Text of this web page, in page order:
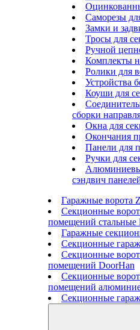
Саморезы
Замки и
Тросы для
Ручной
Комплекты
Ролики для
Устройства
Коуши для
сборки
Окна для
Окончания
Панели для
Ручки для
сэндвич
Гаражные ворота
Секционные
помещений стальные
Гаражные
Секционные
Секционные
помещений DoorHan
Секционные
помещений
Секционные